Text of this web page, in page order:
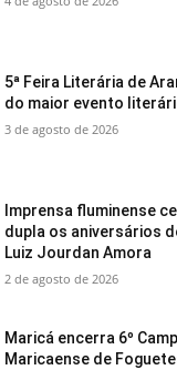
5ª Feira Literária de
do maior evento
3 de agosto de 2026
Imprensa fluminense
dupla os aniversários
Luiz Jourdan Amora
2 de agosto de 2026
Maricá encerra 6º
Maricaense de